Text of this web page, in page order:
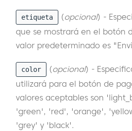
etiqueta (opcional) -
que se mostrará en el botón
valor predeterminado es
color (opcional) -
utilizará para el botón de
valores aceptables son
'green', 'red', 'orange',
'grey' y 'black'.